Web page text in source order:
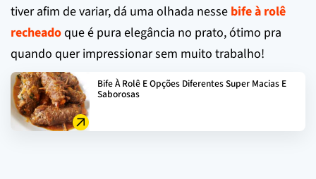
tiver afim de variar, dá uma olhada nesse bife à rolê
recheadoque é pura elegância no prato, ótimo pra
quando quer impressionar sem muito trabalho!
Bife À Rolê E Opções Diferentes Super Macias E
Saborosas